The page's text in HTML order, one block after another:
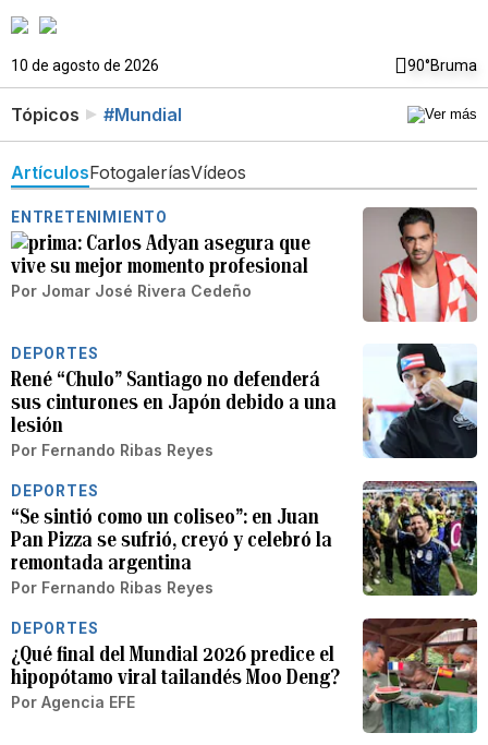
10 de agosto de 2026 90°Bruma
Tópicos #Mundial
ArtículosFotogaleríasVídeos
ENTRETENIMIENTO
Carlos Adyan asegura que
vive su mejor momento profesional
Por Jomar José Rivera Cedeño
DEPORTES
René “Chulo” Santiago no defenderá
sus cinturones en Japón debido a una
lesión
Por Fernando Ribas Reyes
DEPORTES
“Se sintió como un coliseo”: en Juan
Pan Pizza se sufrió, creyó y celebró la
remontada argentina
Por Fernando Ribas Reyes
DEPORTES
¿Qué final del Mundial 2026 predice el
hipopótamo viral tailandés Moo Deng?
Por Agencia EFE